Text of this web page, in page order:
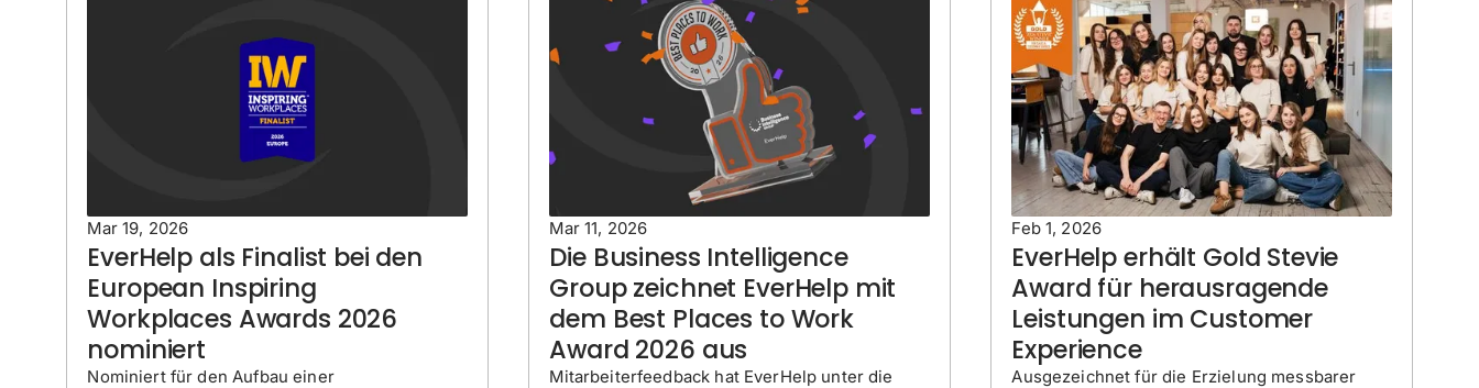
Mar 19, 2026
EverHelp als Finalist bei den
European Inspiring
Workplaces Awards 2026
nominiert
Nominiert für den Aufbau einer
Mar 11, 2026
Die Business Intelligence
Group zeichnet EverHelp mit
dem Best Places to Work
Award 2026 aus
Mitarbeiterfeedback hat EverHelp unter die
Feb 1, 2026
EverHelp erhält Gold Stevie
Award für herausragende
Leistungen im Customer
Experience
Ausgezeichnet für die Erzielung messbarer